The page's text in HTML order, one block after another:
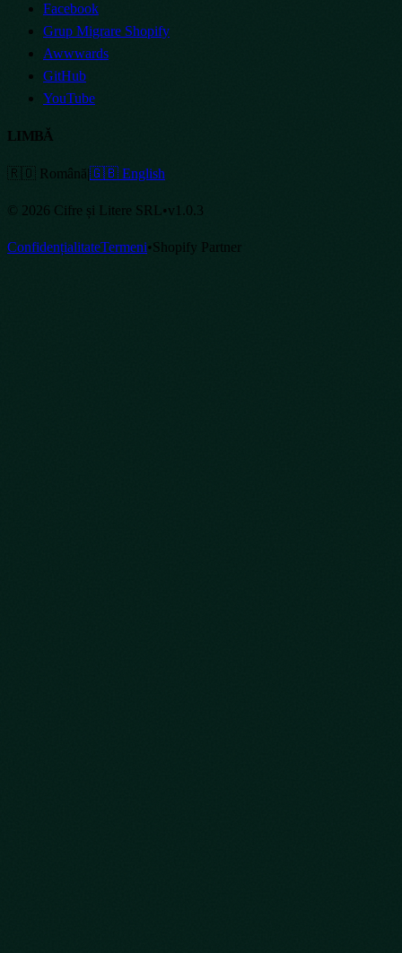
Facebook
Grup Migrare Shopify
Awwwards
GitHub
YouTube
LIMBĂ
🇷🇴 Română|🇬🇧 English
© 2026 Cifre și Litere SRL •v 1.0.3
ConfidențialitateTermeni•Shopify Partner